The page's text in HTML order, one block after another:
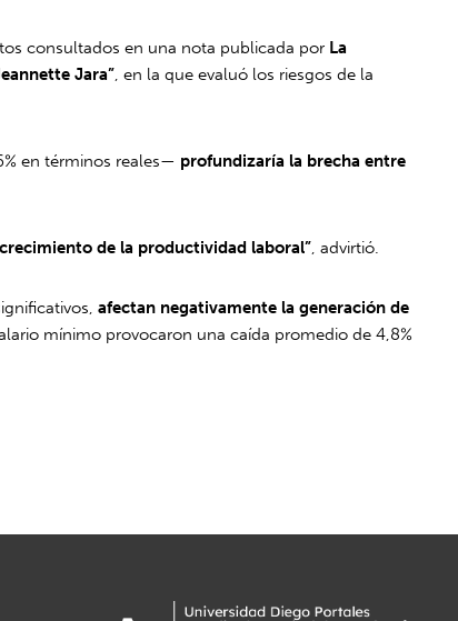
consultados en una nota publicada por La
Jara”, en la que evaluó los riesgos de la
en términos reales— profundizaría la brecha entre
de la productividad laboral”, advirtió.
afectan negativamente la generación de
mínimo provocaron una caída promedio de 4,8%